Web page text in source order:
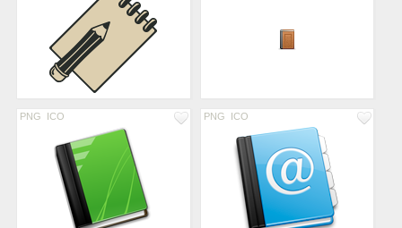
PNG ICO PNG ICO